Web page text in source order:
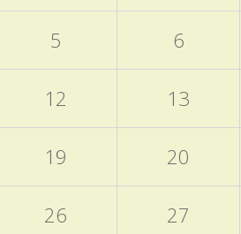
5 6
12 13
19 20
26 27